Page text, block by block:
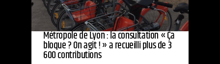
Métropole de Lyon : la consultation « Ça
bloque ? On agit ! » a recueilli plus de 3
600 contributions